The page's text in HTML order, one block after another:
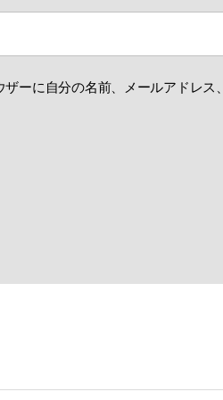
ーに自分の名前、メールアドレス